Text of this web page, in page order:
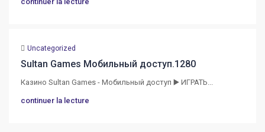
Uncategorized
Sultan Games Мобильный доступ.1280
Казино Sultan Games - Мобильный доступ ▶️ ИГРАТЬ...
continuer la lecture